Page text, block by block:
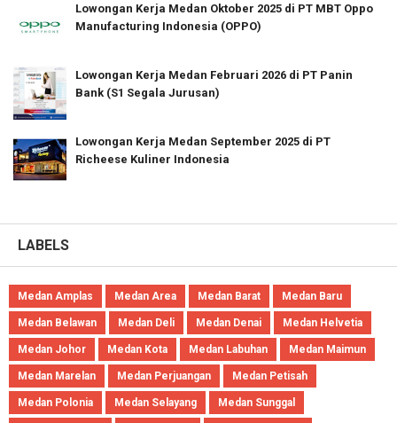
Lowongan Kerja Medan Oktober 2025 di PT MBT Oppo
Manufacturing Indonesia (OPPO)
Lowongan Kerja Medan Februari 2026 di PT Panin
Bank (S1 Segala Jurusan)
Lowongan Kerja Medan September 2025 di PT
Richeese Kuliner Indonesia
LABELS
Medan Amplas Medan Area Medan Barat Medan Baru
Medan Belawan Medan Deli Medan Denai Medan Helvetia
Medan Johor Medan Kota Medan Labuhan Medan Maimun
Medan Marelan Medan Perjuangan Medan Petisah
Medan Polonia Medan Selayang Medan Sunggal